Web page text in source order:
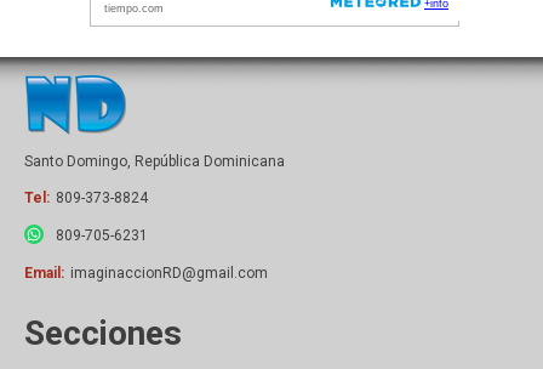
Santo Domingo, República Dominicana
Tel: 809-373-8824
809-705-6231
Email: imaginaccionRD@gmail.com
Secciones